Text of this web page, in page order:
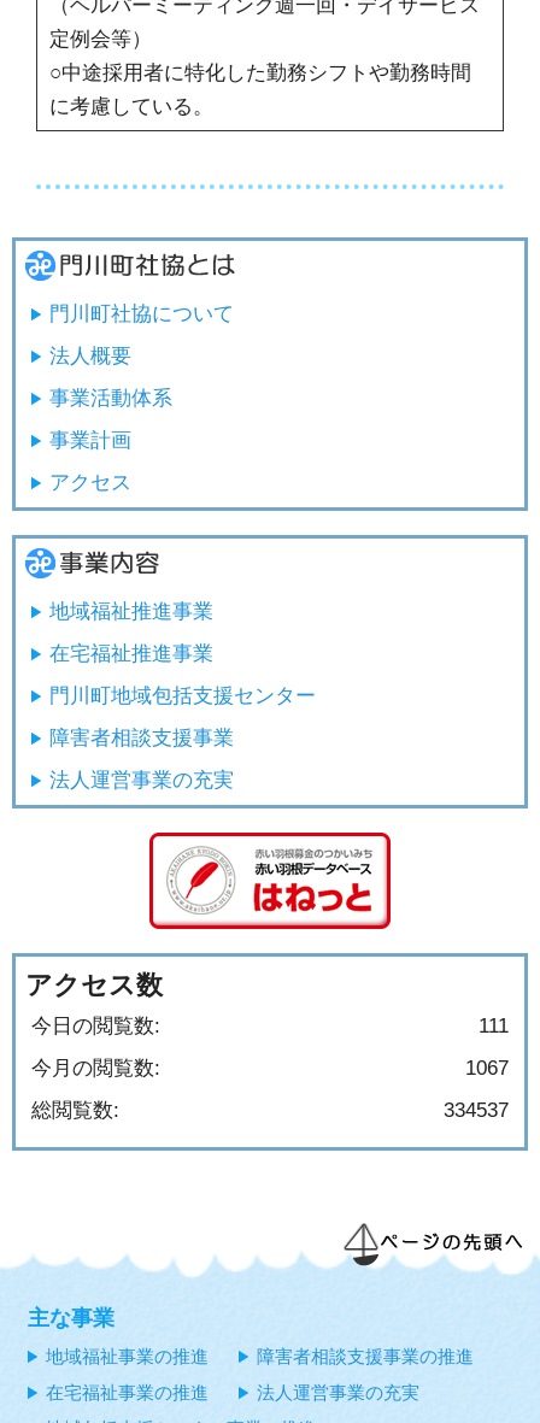
（ヘルパーミーティング週一回・デイサービス
定例会等）
○中途採用者に特化した勤務シフトや勤務時間
に考慮している。
門川町社協について
法人概要
事業活動体系
事業計画
アクセス
地域福祉推進事業
在宅福祉推進事業
門川町地域包括支援センター
障害者相談支援事業
法人運営事業の充実
アクセス数
111
今日の閲覧数:
1067
今月の閲覧数:
334537
総閲覧数:
主な事業
地域福祉事業の推進
障害者相談支援事業の推進
在宅福祉事業の推進
法人運営事業の充実